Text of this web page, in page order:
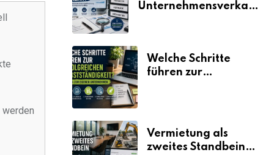
Unternehmensverkauf
Welche Schritte
führen zur
Vermietung als
zweites Standbein: